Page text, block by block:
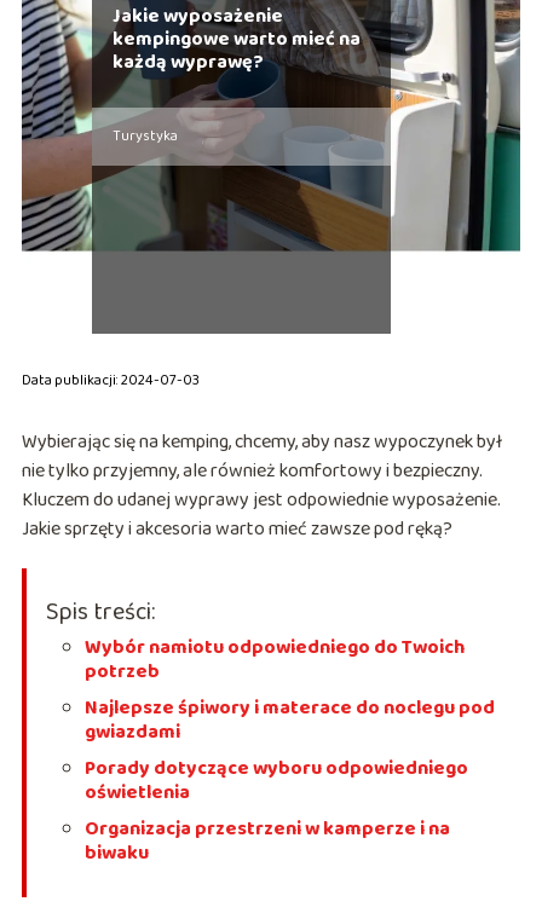
Jakie wyposażenie
kempingowe warto mieć na
każdą wyprawę?
Turystyka
Data publikacji: 2024-07-03
Wybierając się na kemping, chcemy, aby nasz wypoczynek był
nie tylko przyjemny, ale również komfortowy i bezpieczny.
Kluczem do udanej wyprawy jest odpowiednie wyposażenie.
Jakie sprzęty i akcesoria warto mieć zawsze pod ręką?
Spis treści:
Wybór namiotu odpowiedniego do Twoich
potrzeb
Najlepsze śpiwory i materace do noclegu pod
gwiazdami
Porady dotyczące wyboru odpowiedniego
oświetlenia
Organizacja przestrzeni w kamperze i na
biwaku